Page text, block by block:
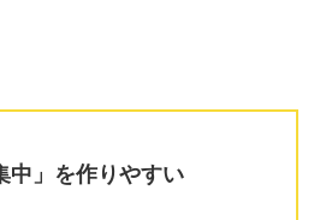
中」を作りやすい